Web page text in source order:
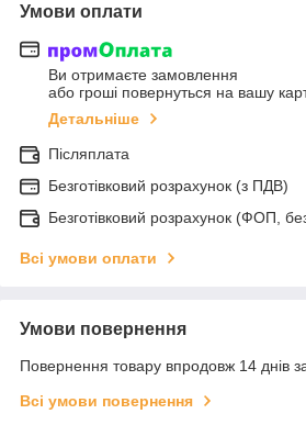
Умови оплати
Ви отримаєте замовлення
або гроші повернуться на вашу
Детальніше
Післяплата
Безготівковий розрахунок (з ПДВ)
Безготівковий розрахунок (ФОП,
Всі умови оплати
Умови повернення
Повернення товару впродовж 14 днів
Всі умови повернення